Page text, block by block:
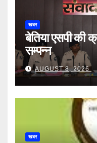
खबर
बेतिया एसपी की
सम्पन्न
AUGUST 8, 2026
खबर